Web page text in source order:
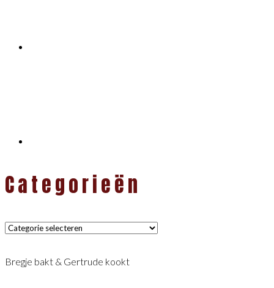
Categorieën
Categorieën
Bregje bakt & Gertrude kookt